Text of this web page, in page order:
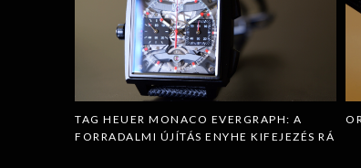
TAG HEUER MONACO EVERGRAPH: A
FORRADALMI ÚJÍTÁS ENYHE KIFEJEZÉS RÁ